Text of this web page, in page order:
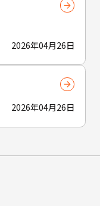
2026年04月26日
2026年04月26日